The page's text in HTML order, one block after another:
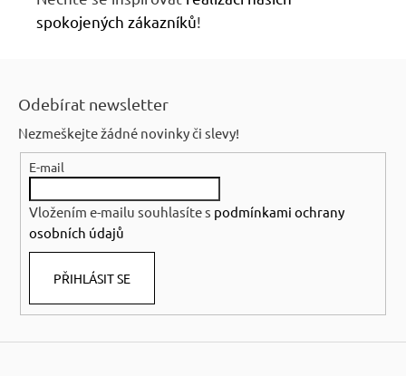
spokojených zákazníků!
Odebírat newsletter
Nezmeškejte žádné novinky či slevy!
E-mail
Vložením e-mailu souhlasíte s podmínkami ochrany
osobních údajů
PŘIHLÁSIT SE